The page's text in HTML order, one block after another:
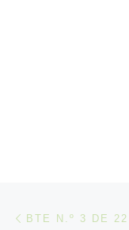
Post
BTE N.º 3 DE